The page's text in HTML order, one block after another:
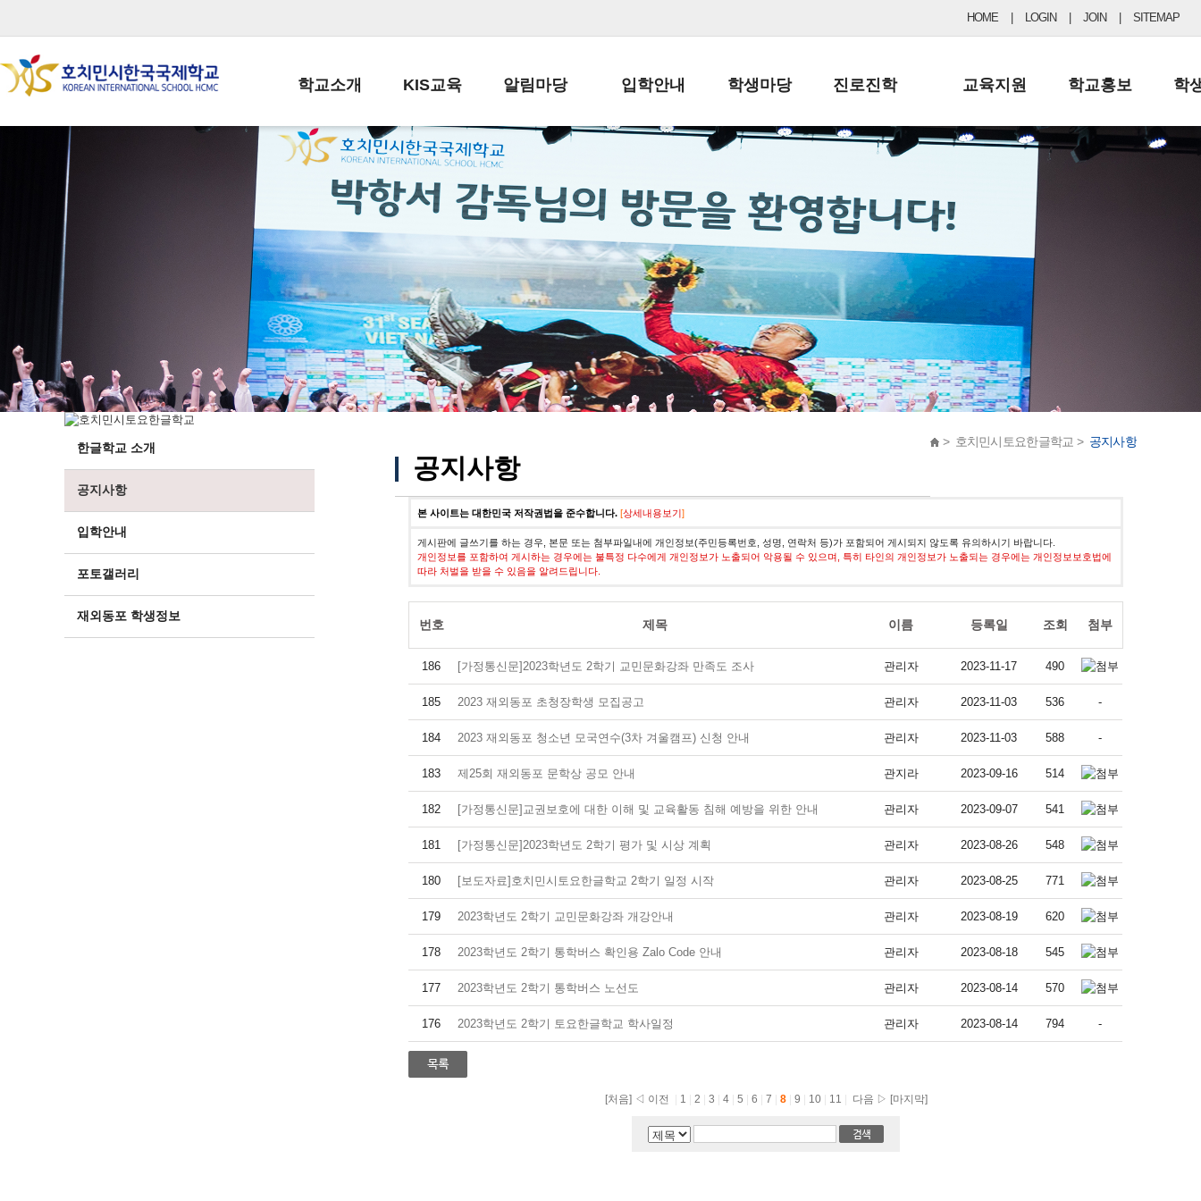
HOME LOGIN JOIN SITEMAP
학교소개
학교장인사말
학교상징
학교연혁
교직원현황
학생현황
위치/전화
전경사진
KIS교육
교육목표
학사일정
일과시간표
성과평가자료
알림마당
공지사항
납부금 안내
스쿨버스 운행 안내
급식안내
서식자료실
학부모방
정기고사 기출문제
입학안내
전-편입 서류양식
입학금/수업료
교복구입안내
학생마당
학생생활규정
학교신문
자율진로동아리
유초등 소식지
진로진학
공지사항 및 입시자료
드림레터
교육지원
행정실
학교운영위원회
학교건축기금
학교홍보
보도자료
학
한글학교 소개
공지사항
입학안내
포토갤러리
재외동포 학생정보
> 호치민시토요한글학교 > 공지사항
공지사항
본 사이트는 대한민국 저작권법을 준수합니다. [상세내용보기]
게시판에 글쓰기를 하는 경우, 본문 또는 첨부파일내에 개인정보(주민등록번호, 성명, 연락처 등)가 포함되어 게시되지 않도록 유의하시기 바랍니다.
개인정보를 포함하여 게시하는 경우에는 불특정 다수에게 개인정보가 노출되어 악용될 수 있으며, 특히 타인의 개인정보가 노출되는 경우에는 개인정보보호법에
따라 처벌을 받을 수 있음을 알려드립니다.
번호 제목 이름 등록일 조회 첨부
186 [가정통신문]2023학년도 2학기 교민문화강좌 만족도 조사 관리자 2023-11-17 490
185 2023 재외동포 초청장학생 모집공고 관리자 2023-11-03 536 -
184 2023 재외동포 청소년 모국연수(3차 겨울캠프) 신청 안내 관리자 2023-11-03 588 -
183 제25회 재외동포 문학상 공모 안내 관지라 2023-09-16 514
182 [가정통신문]교권보호에 대한 이해 및 교육활동 침해 예방을 위한 안내 관리자 2023-09-07 541
181 [가정통신문]2023학년도 2학기 평가 및 시상 계획 관리자 2023-08-26 548
180 [보도자료]호치민시토요한글학교 2학기 일정 시작 관리자 2023-08-25 771
179 2023학년도 2학기 교민문화강좌 개강안내 관리자 2023-08-19 620
178 2023학년도 2학기 통학버스 확인용 Zalo Code 안내 관리자 2023-08-18 545
177 2023학년도 2학기 통학버스 노선도 관리자 2023-08-14 570
176 2023학년도 2학기 토요한글학교 학사일정 관리자 2023-08-14 794 -
[처음] ◁ 이전 1 2 3 4 5 6 7 8 9 10 11 다음 ▷ [마지막]